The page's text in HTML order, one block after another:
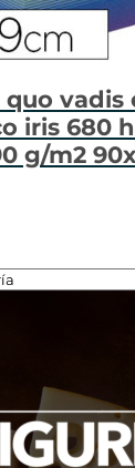
quo vadis
iris 680
g/m2